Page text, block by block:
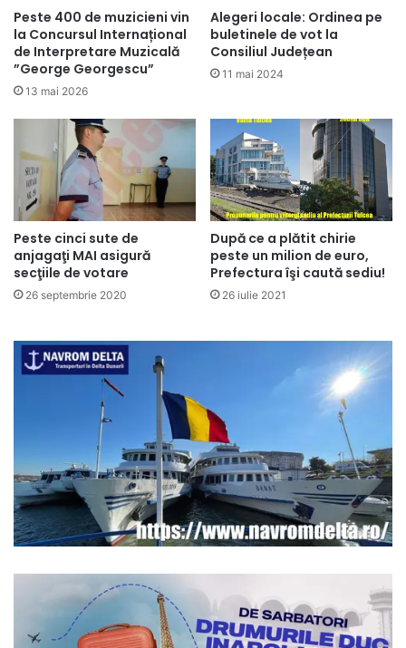
Peste 400 de muzicieni vin
la Concursul Internațional
de Interpretare Muzicală
”George Georgescu”
13 mai 2026
Alegeri locale: Ordinea pe
buletinele de vot la
Consiliul Județean
11 mai 2024
Peste cinci sute de
anjagaţi MAI asigură
secţiile de votare
26 septembrie 2020
După ce a plătit chirie
peste un milion de euro,
Prefectura îşi caută sediu!
26 iulie 2021